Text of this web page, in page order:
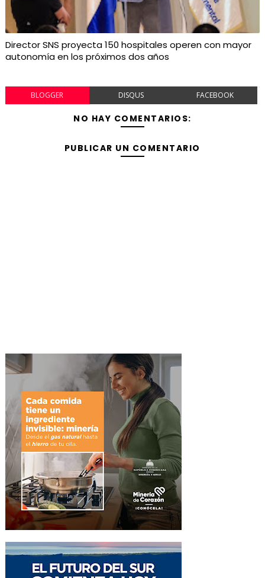
Director SNS proyecta 150 hospitales operen con mayor
autonomía en los próximos dos años
BLOGGER DISQUS FACEBOOK
NO HAY COMENTARIOS:
PUBLICAR UN COMENTARIO